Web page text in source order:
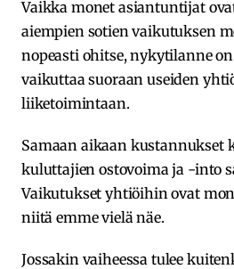
Vaikka monet asiantuntijat
aiempien sotien vaikutuksen
nopeasti ohitse, nykytilanne
vaikuttaa suoraan useiden
liiketoimintaan.
Samaan aikaan kustannukset
kuluttajien ostovoima ja -into
Vaikutukset yhtiöihin ovat
niitä emme vielä näe.
Jossakin vaiheessa tulee